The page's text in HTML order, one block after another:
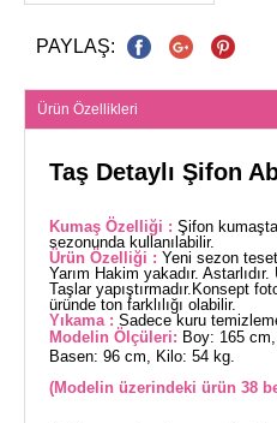
PAYLAŞ:
Ürün Özellikleri
Taş Detaylı Şifon
Kumaş Özelliği : Şifon
sezonunda kullanılabilir.
Ürün Özelliği : Yeni sezon
Yarım Hakim yakadır. Astarlıdır.
Taşlar yapıştırmadır.Konsept
üründe ton farklılığı olabilir.
Yıkama : Sadece kuru
Modelin Ölçüleri: Boy: 165
Basen: 96 cm, Kilo: 54 kg.
(Modelin üzerindeki ürün 38